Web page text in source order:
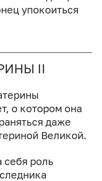
упокоиться
II
о котором она
даже
Великой.
себя роль